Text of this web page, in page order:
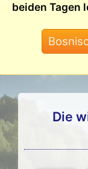
beiden Tagen
Die